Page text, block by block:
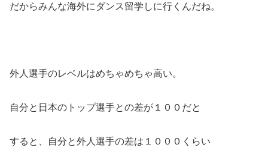
だからみんな海外にダンス留学しに行くんだね。
外人選手のレベルはめちゃめちゃ高い。
自分と日本のトップ選手との差が１００だと
すると、自分と外人選手の差は１０００くらい